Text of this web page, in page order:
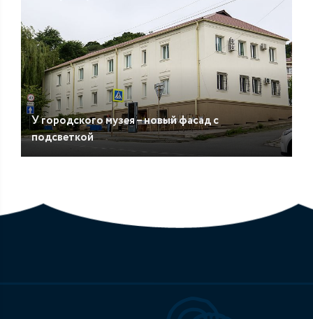
У городского музея – новый фасад с
подсветкой